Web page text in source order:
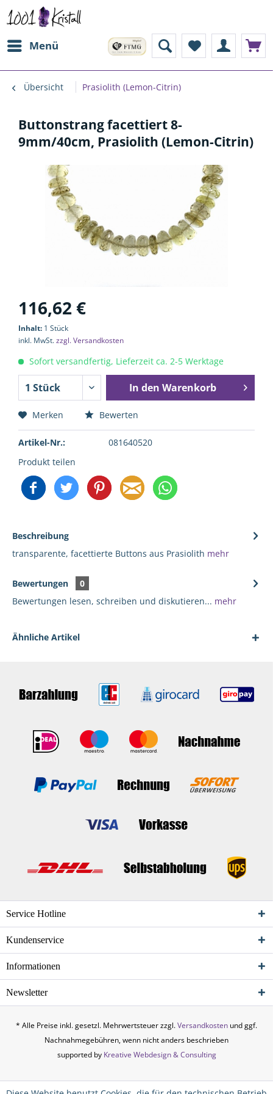
Menü
Übersicht Prasiolith (Lemon-Citrin)
Buttonstrang facettiert 8-
9mm/40cm, Prasiolith (Lemon-Citrin)
116,62 €
Inhalt: 1 Stück
inkl. MwSt.zzgl. Versandkosten
Sofort versandfertig, Lieferzeit ca. 2-5 Werktage
In den Warenkorb
Merken Bewerten
Artikel-Nr.:
081640520
Produkt teilen
Beschreibung
transparente, facettierte Buttons aus Prasiolith mehr
Bewertungen
0
Bewertungen lesen, schreiben und diskutieren... mehr
Ähnliche Artikel
Service Hotline
Kundenservice
Informationen
Newsletter
* Alle Preise inkl. gesetzl. Mehrwertsteuer zzgl.Versandkosten und ggf.
Nachnahmegebühren, wenn nicht anders beschrieben
supported by Kreative Webdesign & Consulting